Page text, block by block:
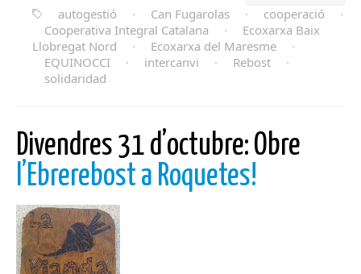
autogestió
· Can Fugarolas · cooperació
·
Cooperativa Integral Catalana
·
Ecoxarxa Baix
Llobregat Nord
· Ecoxarxa del Maresme
·
EQUINOCCI
· intercanvi · Rebost
·
solidaridad
Divendres 31 d’octubre: Obre
l’Ebrerebost a Roquetes!